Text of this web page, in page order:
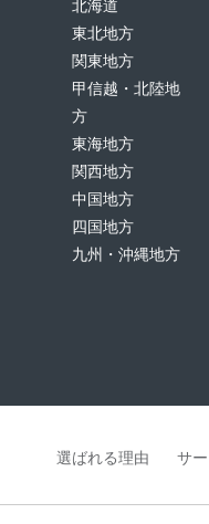
北海道
東北地方
関東地方
甲信越・北陸地
方
東海地方
関西地方
中国地方
四国地方
九州・沖縄地方
選ばれる理由 サ